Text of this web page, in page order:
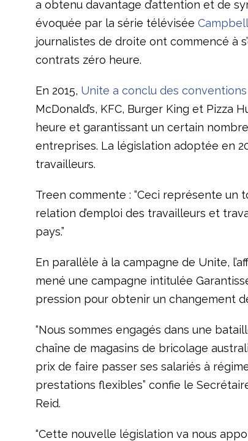
a obtenu davantage d’attention et de
évoquée par la série télévisée
journalistes de droite ont commencé à
contrats zéro heure.
En 2015, Unite a conclu des
McDonald’s, KFC, Burger King et Pizza
heure et garantissant un certain
entreprises. La législation adoptée en
travailleurs.
Treen commente : “Ceci représente un
relation d’emploi des travailleurs et
pays.”
En parallèle à la campagne de Unite,
mené une campagne intitulée
pression pour obtenir un changement
“Nous sommes engagés dans une
chaîne de magasins de bricolage
prix de faire passer ses salariés à
prestations flexibles” confie le
Reid.
“Cette nouvelle législation va nous